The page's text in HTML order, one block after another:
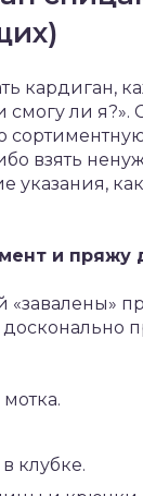
кардиган,
смогу ли
взять
указания,
и пряжу
«завалены»
клубке.